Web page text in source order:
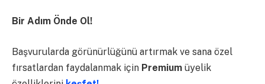
Bir Adım Önde Ol!
Başvurularda görünürlüğünü artırmak ve sana özel
fırsatlardan faydalanmak için Premium üyelik